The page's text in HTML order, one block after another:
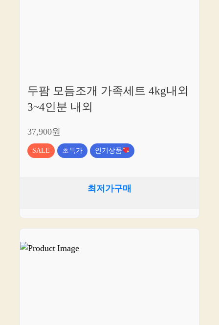
두팜 모듬조개 가족세트 4kg내외
3~4인분 내외
37,900원
SALE 초특가 인기상품
최저가구매